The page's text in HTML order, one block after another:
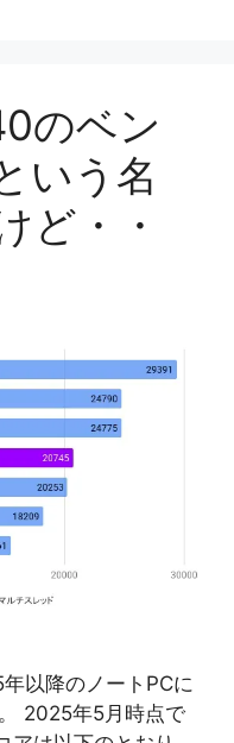
のベン
いう名
ど・・
以降のノートPCに
2025年5月時点で